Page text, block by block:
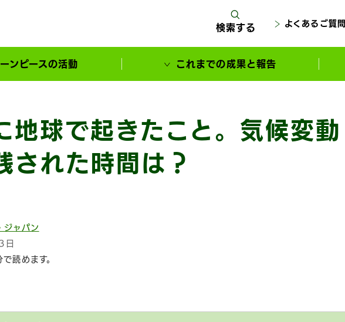
検索する よくあるご質問
ンピースの活動 これまでの成果と報告
球で起きたこと。気候変動
された時間は？
ジャパン
日
読めます。